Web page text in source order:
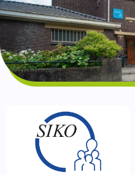
Kinderopvang
BSO
Routebeschrijving
Privacy